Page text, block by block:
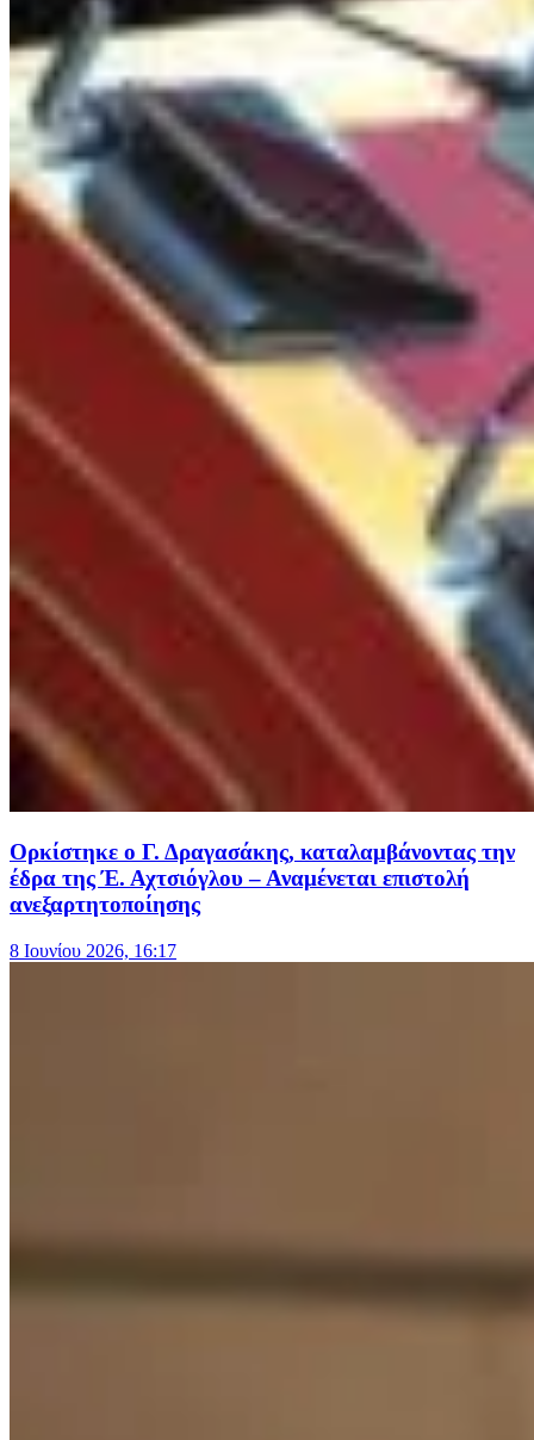
Ορκίστηκε ο Γ. Δραγασάκης, καταλαμβάνοντας την
έδρα της Έ. Αχτσιόγλου – Αναμένεται επιστολή
ανεξαρτητοποίησης
8 Ιουνίου 2026, 16:17